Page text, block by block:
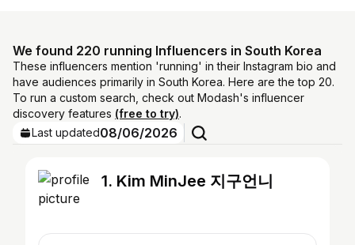
We found 220 running Influencers in South Korea
These influencers mention 'running' in their Instagram bio and
have audiences primarily in South Korea. Here are the top 20.
To run a custom search, check out Modash's influencer
discovery features (free to try).
Last updated08/06/2026
1. Kim MinJee 지구언니